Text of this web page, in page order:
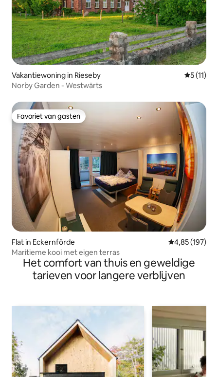
Vakantiewoning in Rieseby
5 (11)
Norby Garden - Westwärts
Favoriet van gasten
Favoriet van gasten
Flat in Eckernförde Gemiddelde
4,85 (197)
Maritieme kooi met eigen terras
Het comfort van thuis en geweldige
tarieven voor langere verblijven